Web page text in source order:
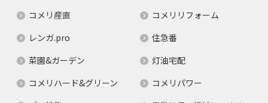
コメリ産直
コメリリフォーム
レンガ.pro
住急番
菜園&ガーデン
灯油宅配
コメリハード&グリーン
コメリパワー